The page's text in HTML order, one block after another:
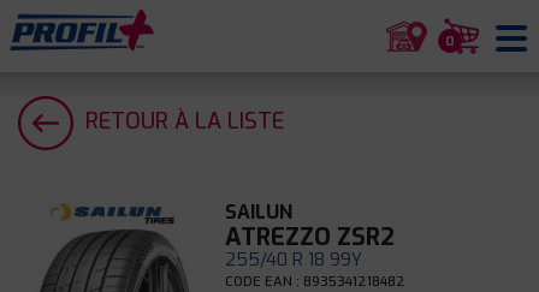
0
RETOUR À LA LISTE
SAILUN
ATREZZO ZSR2
255/40 R 18 99Y
CODE EAN : 8935341218482